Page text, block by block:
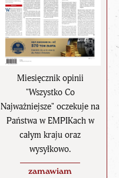
Miesięcznik opinii
"Wszystko Co
Najważniejsze" oczekuje na
Państwa w EMPIKach w
całym kraju oraz
wysyłkowo.
zamawiam